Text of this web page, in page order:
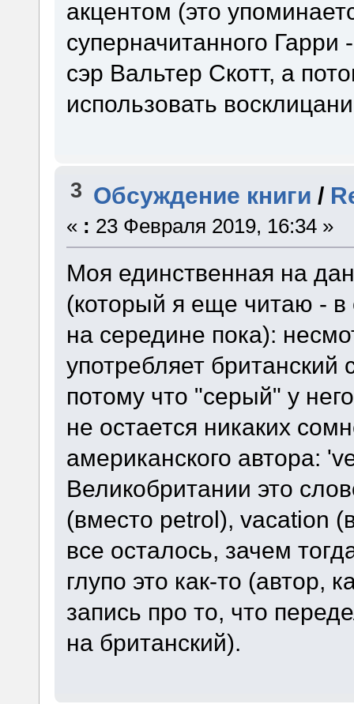
акцентом (это
суперначитанного Гарри
сэр Вальтер Скотт, а
использовать
3 Обсуждение книги /
« : 23 Февраля 2019, 16:34 »
Моя единственная на
(который я еще читаю - в
на середине пока):
употребляет
потому что "серый" у
не остается никаких
американского автора:
Великобритании это
(вместо petrol), vacation
все осталось, зачем
глупо это как-то (автор,
запись про то, что
на британский).